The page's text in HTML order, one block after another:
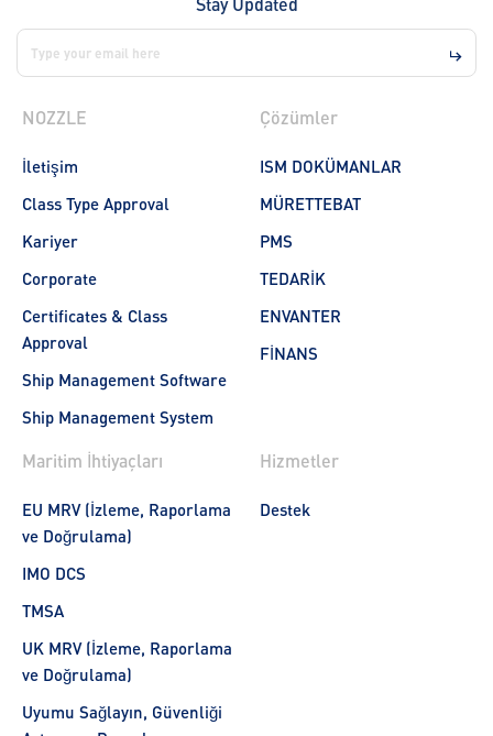
NOZZLE
İletişim
Class Type Approval
Kariyer
Corporate
Certificates & Class
Approval
Ship Management Software
Ship Management System
Çözümler
ISM DOKÜMANLAR
MÜRETTEBAT
PMS
TEDARİK
ENVANTER
FİNANS
Maritim İhtiyaçları
EU MRV (İzleme, Raporlama
ve Doğrulama)
IMO DCS
TMSA
UK MRV (İzleme, Raporlama
ve Doğrulama)
Uyumu Sağlayın, Güvenliği
Hizmetler
Destek